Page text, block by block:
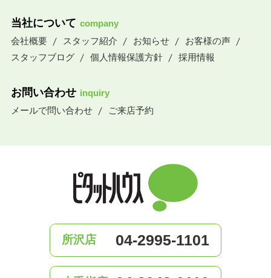
当社について company
会社概要
スタッフ紹介 お知らせ
お客様の声
スタッフブログ
個人情報保護方針 採用情報
お問い合わせ inquiry
メールで問い合わせ
ご来店予約
所沢店 04-2995-1101